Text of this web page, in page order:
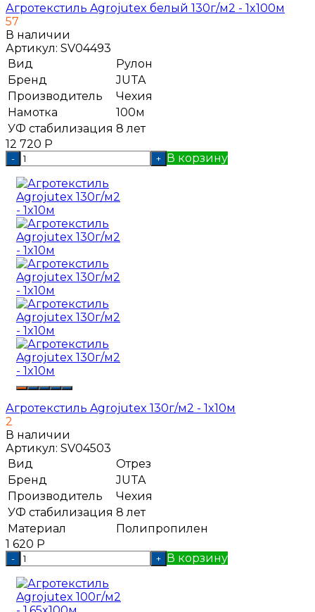
Агротекстиль Agrojutex белый 130г/м2 - 1x100м
57
В наличии
Артикул: SV04493
Вид
Рулон
Бренд
JUTA
Производитель
Чехия
Намотка
100м
УФ стабилизация 8 лет
12 720 Р
- + В корзину
Агротекстиль Agrojutex 130г/м2 - 1x10м
2
В наличии
Артикул: SV04503
Вид
Отрез
Бренд
JUTA
Производитель
Чехия
УФ стабилизация 8 лет
Материал
Полипропилен
1 620 Р
- + В корзину